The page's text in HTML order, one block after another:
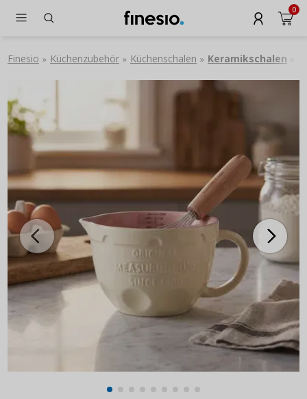
0
Finesio » Küchenzubehör » Küchenschalen » Keramikschalen